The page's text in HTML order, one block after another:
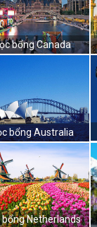
bổng Canada
bổng Australia
bổng Netherlands